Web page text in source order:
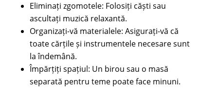
Eliminați zgomotele: Folosiți căști sau
ascultați muzică relaxantă.
Organizați-vă materialele: Asigurați-vă că
toate cărțile și instrumentele necesare sunt
la îndemână.
Împărțiți spațiul: Un birou sau o masă
separată pentru teme poate face minuni.